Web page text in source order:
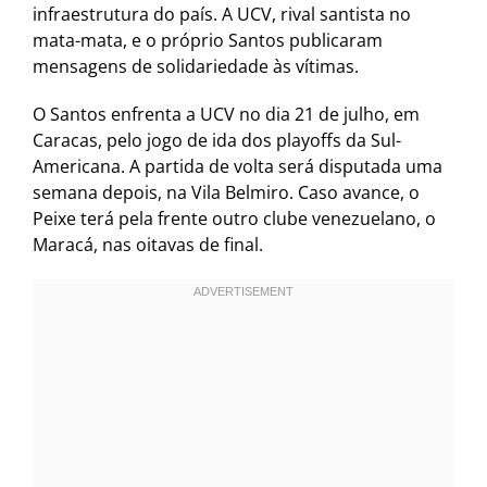
infraestrutura do país. A UCV, rival santista no
mata-mata, e o próprio Santos publicaram
mensagens de solidariedade às vítimas.
O Santos enfrenta a UCV no dia 21 de julho, em
Caracas, pelo jogo de ida dos playoffs da Sul-
Americana. A partida de volta será disputada uma
semana depois, na Vila Belmiro. Caso avance, o
Peixe terá pela frente outro clube venezuelano, o
Maracá, nas oitavas de final.